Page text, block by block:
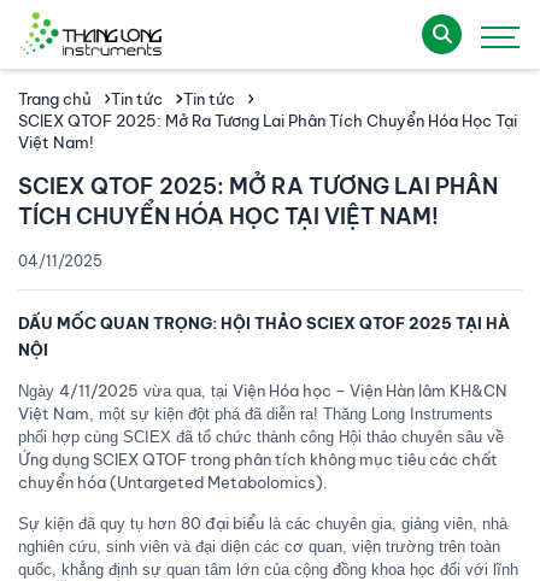
Trang chủ Tin tức
Tin tức
SCIEX QTOF 2025: Mở Ra Tương Lai Phân Tích Chuyển Hóa Học Tại
Việt Nam!
SCIEX QTOF 2025: MỞ RA TƯƠNG LAI PHÂN
TÍCH CHUYỂN HÓA HỌC TẠI VIỆT NAM!
04/11/2025
DẤU MỐC QUAN TRỌNG: HỘI THẢO SCIEX QTOF 2025 TẠI HÀ
NỘI
Ngày 4/11/2025 vừa qua, tại Viện Hóa học – Viện Hàn lâm KH&CN
Việt Nam , một sự kiện đột phá đã diễn ra! Thăng Long Instruments
phối hợp cùng SCIEX đã tổ chức thành công Hội thảo chuyên sâu về
Ứng dụng SCIEX QTOF trong phân tích không mục tiêu các chất
chuyển hóa (Untargeted Metabolomics)
Sự kiện đã quy tụ hơn 80 đại biểu là các chuyên gia, giảng viên, nhà
nghiên cứu, sinh viên và đại diện các cơ quan, viện trường trên toàn
quốc, khẳng định sự quan tâm lớn của cộng đồng khoa học đối với lĩnh